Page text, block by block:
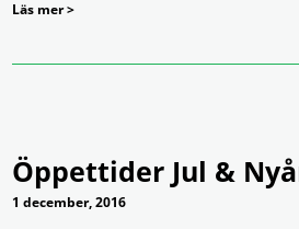
Läs mer >
Öppettider Jul &
1 december, 2016